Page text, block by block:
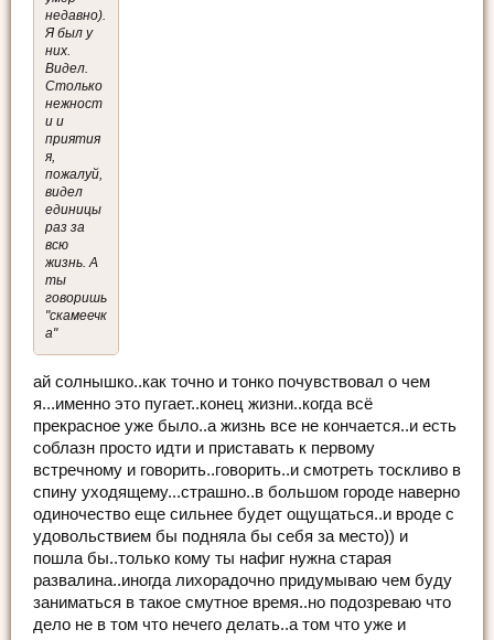
недавно).
Я был у
них.
Видел.
Столько
нежност
и и
приятия
я,
пожалуй,
видел
единицы
раз за
всю
жизнь. А
ты
говоришь
"скамеечк
а"
ай солнышко..как точно и тонко почувствовал о чем
я...именно это пугает..конец жизни..когда всё
прекрасное уже было..а жизнь все не кончается..и есть
соблазн просто идти и приставать к первому
встречному и говорить..говорить..и смотреть тоскливо в
спину уходящему...страшно..в большом городе наверно
одиночество еще сильнее будет ощущаться..и вроде с
удовольствием бы подняла бы себя за место)) и
пошла бы..только кому ты нафиг нужна старая
развалина..иногда лихорадочно придумываю чем буду
заниматься в такое смутное время..но подозреваю что
дело не в том что нечего делать..а том что уже и